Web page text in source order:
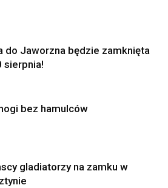
do Jaworzna będzie zamknięta
sierpnia!
bez hamulców
gladiatorzy na zamku w